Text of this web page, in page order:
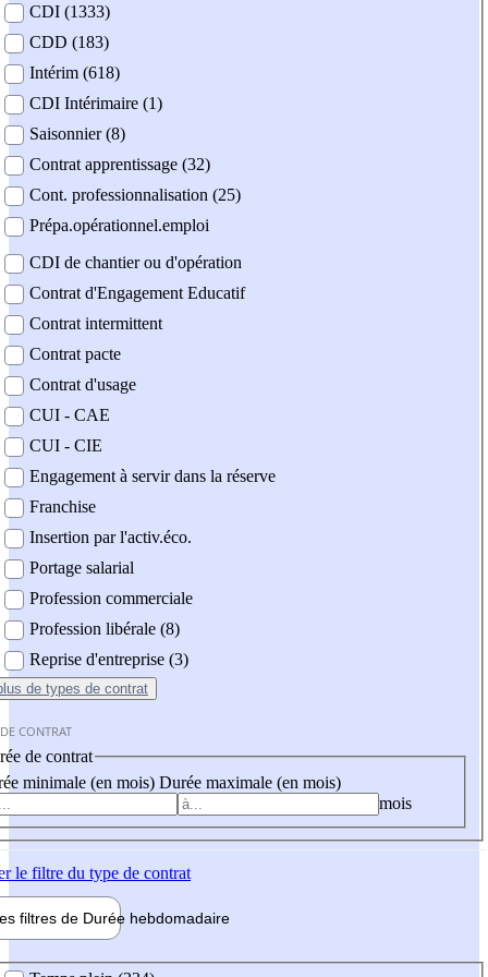
contrat
CDI (1333)
CDD (183)
Intérim (618)
CDI Intérimaire (1)
Saisonnier (8)
Contrat apprentissage (32)
Cont. professionnalisation (25)
Prépa.opérationnel.emploi
CDI de chantier ou d'opération
Contrat d'Engagement Educatif
Contrat intermittent
Contrat pacte
Contrat d'usage
CUI - CAE
CUI - CIE
Engagement à servir dans la réserve
Franchise
Insertion par l'activ.éco.
Portage salarial
Profession commerciale
Profession libérale (8)
Reprise d'entreprise (3)
de types de contrat
CONTRAT
de contrat
minimale (en mois) Durée maximale (en mois)
mois
le filtre du type de contrat
filtres de Durée hebdomadaire